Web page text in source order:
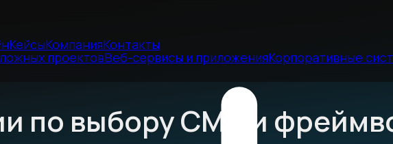
КейсыКомпанияКонтакты
проектовВеб-сервисы и приложенияКорпоративные
по выбору CMS и